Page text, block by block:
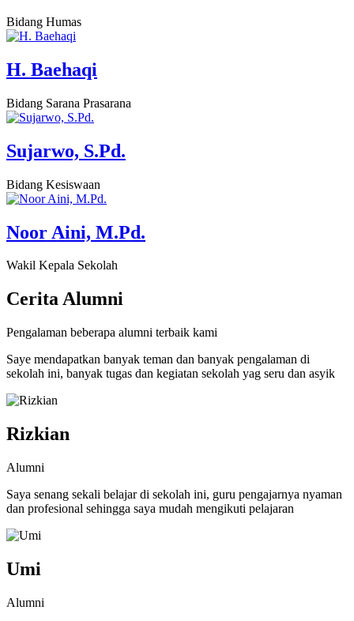
Bidang Humas
H. Baehaqi
Bidang Sarana Prasarana
Sujarwo, S.Pd.
Bidang Kesiswaan
Noor Aini, M.Pd.
Wakil Kepala Sekolah
CeritaAlumni
Pengalaman beberapa alumni terbaik kami
Saye mendapatkan banyak teman dan banyak pengalaman di
sekolah ini, banyak tugas dan kegiatan sekolah yag seru dan asyik
Rizkian
Alumni
Saya senang sekali belajar di sekolah ini, guru pengajarnya nyaman
dan profesional sehingga saya mudah mengikuti pelajaran
Umi
Alumni